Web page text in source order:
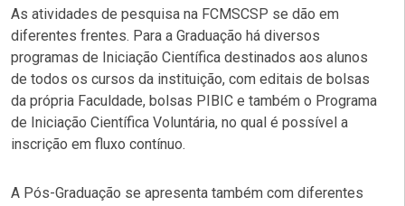
As atividades de pesquisa na FCMSCSP se dão em
diferentes frentes. Para a Graduação há diversos
programas de Iniciação Científica destinados aos alunos
de todos os cursos da instituição, com editais de bolsas
da própria Faculdade, bolsas PIBIC e também o Programa
de Iniciação Científica Voluntária, no qual é possível a
inscrição em fluxo contínuo.
A Pós-Graduação se apresenta também com diferentes